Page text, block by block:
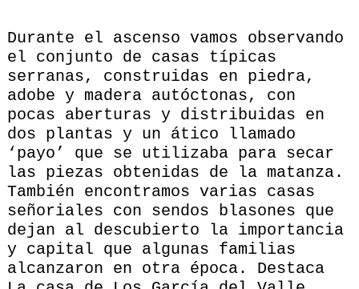
Durante el ascenso vamos observando
el conjunto de casas típicas
serranas, construidas en piedra,
adobe y madera autóctonas, con
pocas aberturas y distribuidas en
dos plantas y un ático llamado
‘payo’ que se utilizaba para secar
las piezas obtenidas de la matanza.
También encontramos varias casas
señoriales con sendos blasones que
dejan al descubierto la importancia
y capital que algunas familias
alcanzaron en otra época. Destaca